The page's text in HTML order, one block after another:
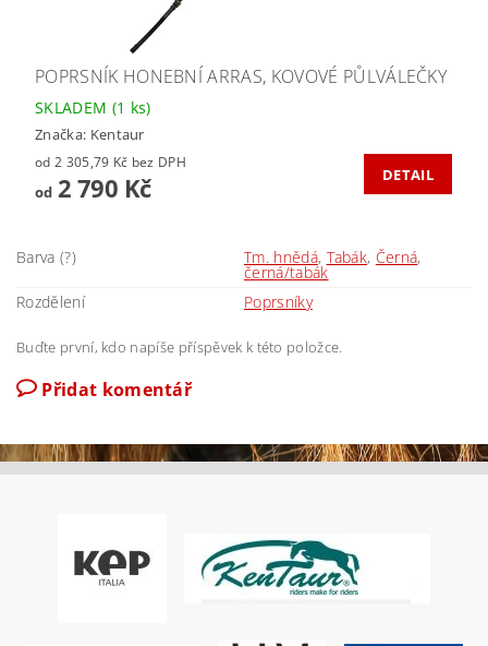
POPRSNÍK HONEBNÍ ARRAS, KOVOVÉ PŮLVÁLEČKY
SKLADEM (1 ks)
Značka: Kentaur
od 2 305,79 Kč bez DPH
od2 790 Kč DETAIL
Barva (?) Tm. hnědá, Tabák, Černá,
černá/tabák
Rozdělení
Poprsníky
Buďte první, kdo napíše příspěvek k této položce.
Přidat komentář